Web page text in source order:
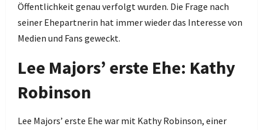
Öffentlichkeit genau verfolgt wurden. Die Frage nach
seiner Ehepartnerin hat immer wieder das Interesse von
Medien und Fans geweckt.
Lee Majors’ erste Ehe: Kathy
Robinson
Lee Majors’ erste Ehe war mit Kathy Robinson, einer